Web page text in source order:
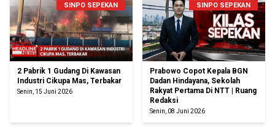
SINPO SEPEKAN
2 Pabrik 1 Gudang Di Kawasan
Industri Cikupa Mas, Terbakar
Senin, 15 Juni 2026
SINPO SEPEKAN
Prabowo Copot Kepala BGN
Dadan Hindayana, Sekolah
Rakyat Pertama Di NTT | Ruang
Redaksi
Senin, 08 Juni 2026